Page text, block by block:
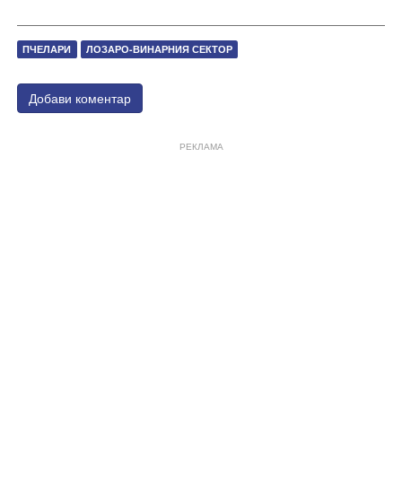
ПЧЕЛАРИ ЛОЗАРО-ВИНАРНИЯ СЕКТОР
Добави коментар
РЕКЛАМА